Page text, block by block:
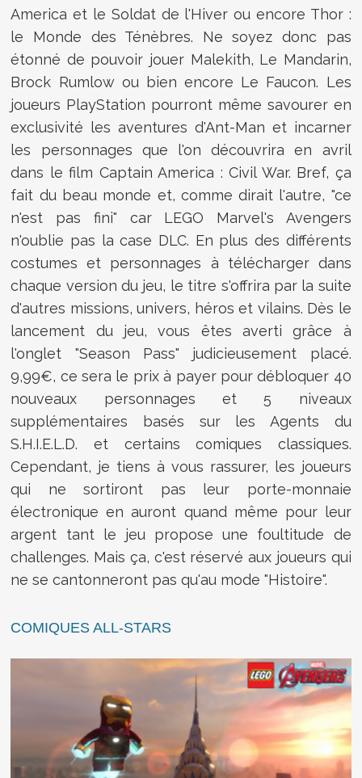
America et le Soldat de l'Hiver ou encore Thor :
le Monde des Ténèbres. Ne soyez donc pas
étonné de pouvoir jouer Malekith, Le Mandarin,
Brock Rumlow ou bien encore Le Faucon. Les
joueurs PlayStation pourront même savourer en
exclusivité les aventures d'Ant-Man et incarner
les personnages que l'on découvrira en avril
dans le film Captain America : Civil War. Bref, ça
fait du beau monde et, comme dirait l'autre, "ce
n'est pas fini" car LEGO Marvel's Avengers
n'oublie pas la case DLC. En plus des différents
costumes et personnages à télécharger dans
chaque version du jeu, le titre s'offrira par la suite
d'autres missions, univers, héros et vilains. Dès le
lancement du jeu, vous êtes averti grâce à
l'onglet "Season Pass" judicieusement placé.
9,99€, ce sera le prix à payer pour débloquer 40
nouveaux personnages et 5 niveaux
supplémentaires basés sur les Agents du
S.H.I.E.L.D. et certains comiques classiques.
Cependant, je tiens à vous rassurer, les joueurs
qui ne sortiront pas leur porte-monnaie
électronique en auront quand même pour leur
argent tant le jeu propose une foultitude de
challenges. Mais ça, c'est réservé aux joueurs qui
ne se cantonneront pas qu'au mode "Histoire".
COMIQUES ALL-STARS